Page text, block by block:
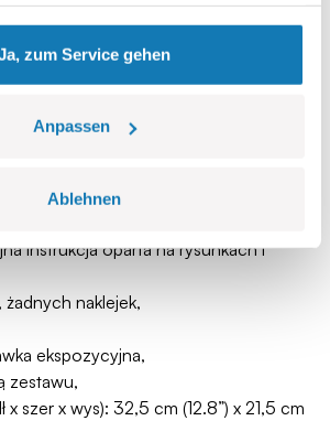
zum Service gehen
Anpassen
Ablehnen
elementów,
dotyczące produktów
nie odkształcają się i nie bledną w
instrukcja oparta na rysunkach i
naklejek,
ekspozycyjna,
zestawu,
x szer x wys): 32,5 cm (12.8”) x 21,5 cm